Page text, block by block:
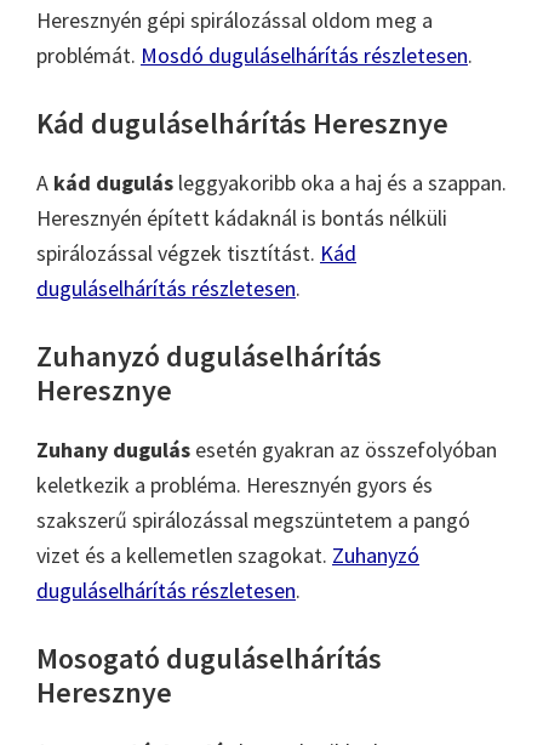
Heresznyén gépi spirálozással oldom meg a
problémát. Mosdó duguláselhárítás részletesen.
Kád duguláselhárítás Heresznye
A kád dugulás leggyakoribb oka a haj és a szappan.
Heresznyén épített kádaknál is bontás nélküli
spirálozással végzek tisztítást. Kád
duguláselhárítás részletesen.
Zuhanyzó duguláselhárítás
Heresznye
Zuhany dugulás esetén gyakran az összefolyóban
keletkezik a probléma. Heresznyén gyors és
szakszerű spirálozással megszüntetem a pangó
vizet és a kellemetlen szagokat. Zuhanyzó
duguláselhárítás részletesen.
Mosogató duguláselhárítás
Heresznye